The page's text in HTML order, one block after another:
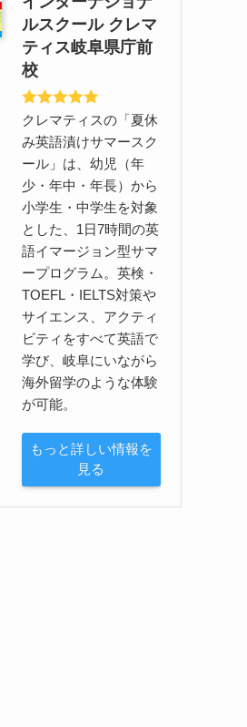
ルスクール クレマ
ティス岐阜県庁前
校
クレマティスの「夏休
み英語漬けサマースク
ール」は、幼児（年
少・年中・年長）から
小学生・中学生を対象
とした、1日7時間の英
語イマージョン型サマ
ープログラム。英検・
TOEFL・IELTS対策や
サイエンス、アクティ
ビティをすべて英語で
学び、岐阜にいながら
海外留学のような体験
が可能。
もっと詳しい情報を
見る